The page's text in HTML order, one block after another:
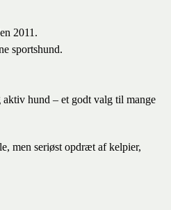
2011.
sportshund.
hund – et godt valg til mange
men seriøst opdræt af kelpier,